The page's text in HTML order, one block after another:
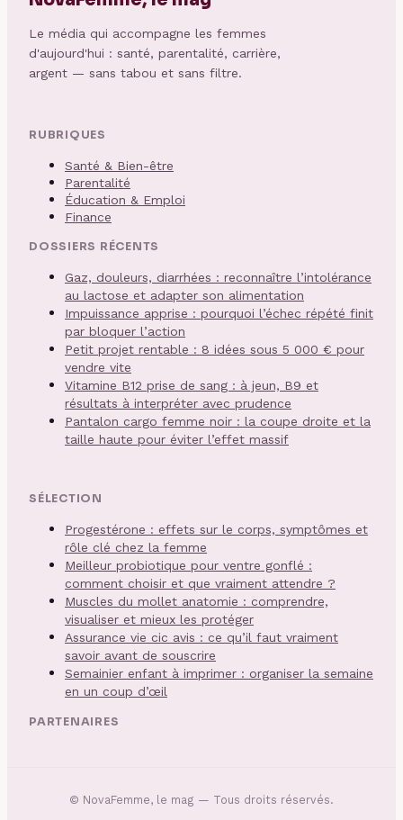
Le média qui accompagne les femmes
d'aujourd'hui : santé, parentalité, carrière,
argent — sans tabou et sans filtre.
RUBRIQUES
Santé & Bien-être
Parentalité
Éducation & Emploi
Finance
DOSSIERS RÉCENTS
Gaz, douleurs, diarrhées : reconnaître l’intolérance
au lactose et adapter son alimentation
Impuissance apprise : pourquoi l’échec répété finit
par bloquer l’action
Petit projet rentable : 8 idées sous 5 000 € pour
vendre vite
Vitamine B12 prise de sang : à jeun, B9 et
résultats à interpréter avec prudence
Pantalon cargo femme noir : la coupe droite et la
taille haute pour éviter l’effet massif
SÉLECTION
Progestérone : effets sur le corps, symptômes et
rôle clé chez la femme
Meilleur probiotique pour ventre gonflé :
comment choisir et que vraiment attendre ?
Muscles du mollet anatomie : comprendre,
visualiser et mieux les protéger
Assurance vie cic avis : ce qu’il faut vraiment
savoir avant de souscrire
Semainier enfant à imprimer : organiser la semaine
en un coup d’œil
PARTENAIRES
© NovaFemme, le mag — Tous droits réservés.